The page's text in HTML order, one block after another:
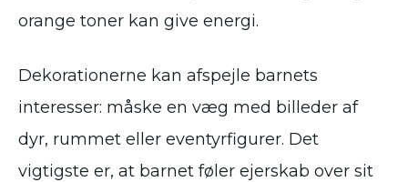
orange toner kan give energi.
Dekorationerne kan afspejle barnets
interesser: måske en væg med billeder af
dyr, rummet eller eventyrfigurer. Det
vigtigste er, at barnet føler ejerskab over sit